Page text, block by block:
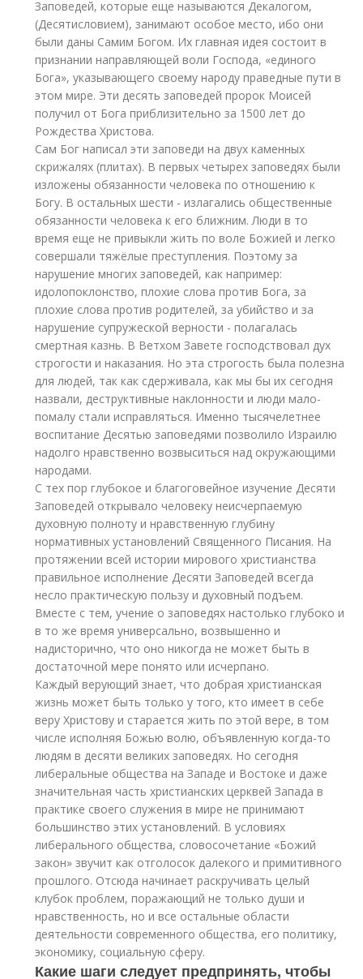
Заповедей, которые еще называются Декалогом,
(Десятисловием), занимают особое место, ибо они
были даны Самим Богом. Их главная идея состоит в
признании направляющей воли Господа, «единого
Бога», указывающего своему народу праведные пути в
этом мире. Эти десять заповедей пророк Моисей
получил от Бога приблизительно за 1500 лет до
Рождества Христова.
Сам Бог написал эти заповеди на двух каменных
скрижалях (плитах). В первых четырех заповедях были
изложены обязанности человека по отношению к
Богу. В остальных шести - излагались общественные
обязанности человека к его ближним. Люди в то
время еще не привыкли жить по воле Божией и легко
совершали тяжёлые преступления. Поэтому за
нарушение многих заповедей, как например:
идолопоклонство, плохие слова против Бога, за
плохие слова против родителей, за убийство и за
нарушение супружеской верности - полагалась
смертная казнь. В Ветхом Завете господствовал дух
строгости и наказания. Но эта строгость была полезна
для людей, так как сдерживала, как мы бы их сегодня
назвали, деструктивные наклонности и люди мало-
помалу стали исправляться. Именно тысячелетнее
воспитание Десятью заповедями позволило Израилю
надолго нравственно возвыситься над окружающими
народами.
С тех пор глубокое и благоговейное изучение Десяти
Заповедей открывало человеку неисчерпаемую
духовную полноту и нравственную глубину
нормативных установлений Священного Писания. На
протяжении всей истории мирового христианства
правильное исполнение Десяти Заповедей всегда
несло практическую пользу и духовный подъем.
Вместе с тем, учение о заповедях настолько глубоко и
в то же время универсально, возвышенно и
надисторично, что оно никогда не может быть в
достаточной мере понято или исчерпано.
Каждый верующий знает, что добрая христианская
жизнь может быть только у того, кто имеет в себе
веру Христову и старается жить по этой вере, в том
числе исполняя Божью волю, объявленную когда-то
людям в десяти великих заповедях. Но сегодня
либеральные общества на Западе и Востоке и даже
значительная часть христианских церквей Запада в
практике своего служения в мире не принимают
большинство этих установлений. В условиях
либерального общества, словосочетание «Божий
закон» звучит как отголосок далекого и примитивного
прошлого. Отсюда начинает раскручивать целый
клубок проблем, поражающий не только души и
нравственность, но и все остальные области
деятельности современного общества, его политику,
экономику, социальную сферу.
Какие шаги следует предпринять, чтобы